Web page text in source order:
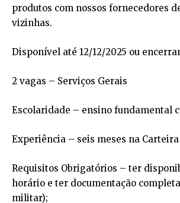
produtos com nossos fornecedores
vizinhas.
Disponível até 12/12/2025 ou
2 vagas – Serviços Gerais
Escolaridade – ensino fundamental
Experiência – seis meses na
Requisitos Obrigatórios – ter
horário e ter documentação
militar);